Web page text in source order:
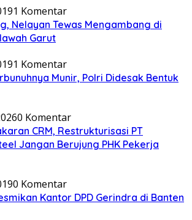
1 Komentar
Nelayan Tewas Mengambang di
Garut
1 Komentar
Munir, Polri Didesak Bentuk
0 Komentar
CRM, Restrukturisasi PT
Jangan Berujung PHK Pekerja
0 Komentar
Kantor DPD Gerindra di Banten